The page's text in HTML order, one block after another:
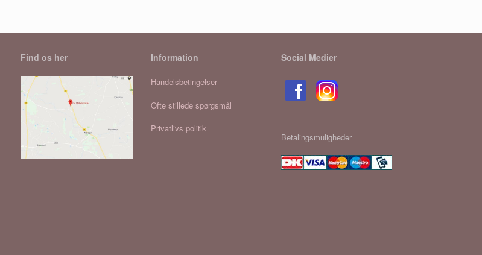
varesiden
på
varesiden
Find os her Information
Handelsbetingelser
Ofte stillede spørgsmål
Privatlivs politik
Social Medier
Betalingsmuligheder